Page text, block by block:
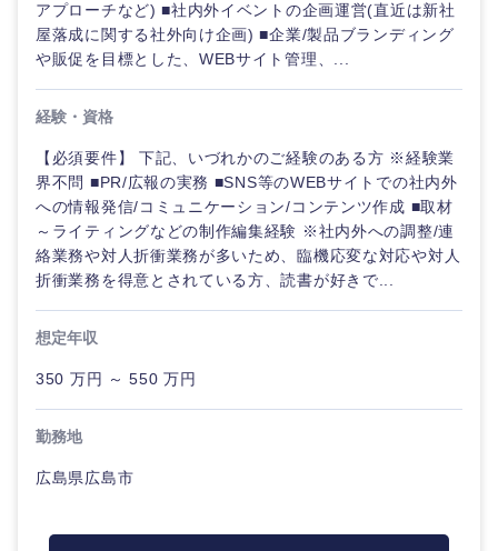
事務職
東海地方
岐阜県 静岡県
愛知県
アプローチなど) ■社内外イベントの企画運営(直近は新社
屋落成に関する社外向け企画) ■企業/製品ブランディング
や販促を目標とした、WEBサイト管理、...
経験・資格
【必須要件】 下記、いづれかのご経験のある方 ※経験業
界不問 ■PR/広報の実務 ■SNS等のWEBサイトでの社内外
への情報発信/コミュニケーション/コンテンツ作成 ■取材
～ライティングなどの制作編集経験 ※社内外への調整/連
絡業務や対人折衝業務が多いため、臨機応変な対応や対人
折衝業務を得意とされている方、読書が好きで...
想定年収
350 万円 ～ 550 万円
勤務地
広島県広島市